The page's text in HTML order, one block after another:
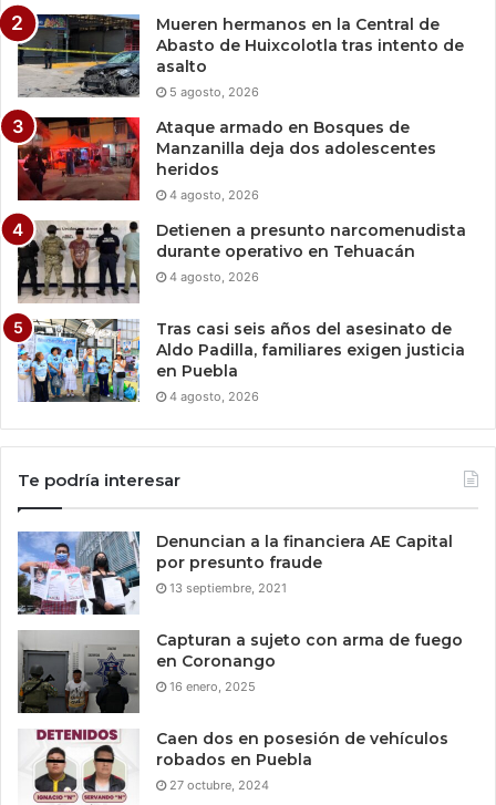
Mueren hermanos en la Central de
Abasto de Huixcolotla tras intento de
asalto
5 agosto, 2026
Ataque armado en Bosques de
Manzanilla deja dos adolescentes
heridos
4 agosto, 2026
Detienen a presunto narcomenudista
durante operativo en Tehuacán
4 agosto, 2026
Tras casi seis años del asesinato de
Aldo Padilla, familiares exigen justicia
en Puebla
4 agosto, 2026
Te podría interesar
Denuncian a la financiera AE Capital
por presunto fraude
13 septiembre, 2021
Capturan a sujeto con arma de fuego
en Coronango
16 enero, 2025
Caen dos en posesión de vehículos
robados en Puebla
27 octubre, 2024